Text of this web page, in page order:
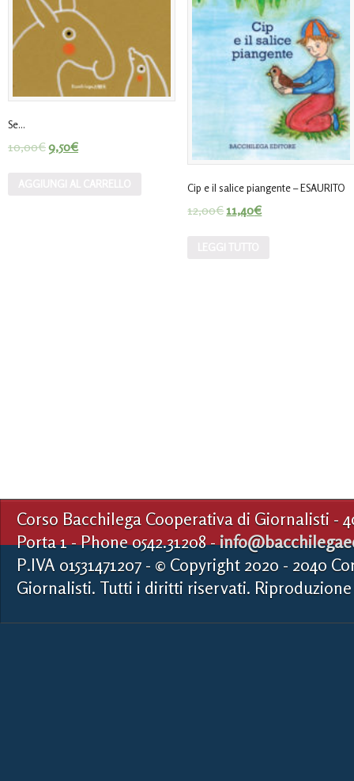
Se…
10,00€9,50€
Cip e il salice piangente – ESAURITO
12,00€11,40€
Corso Bacchilega Cooperativa di Giornalisti -
Porta 1 - Phone 0542.31208 -
P.IVA 01531471207 - © Copyright 2020 - 2040
Giornalisti. Tutti i diritti riservati.